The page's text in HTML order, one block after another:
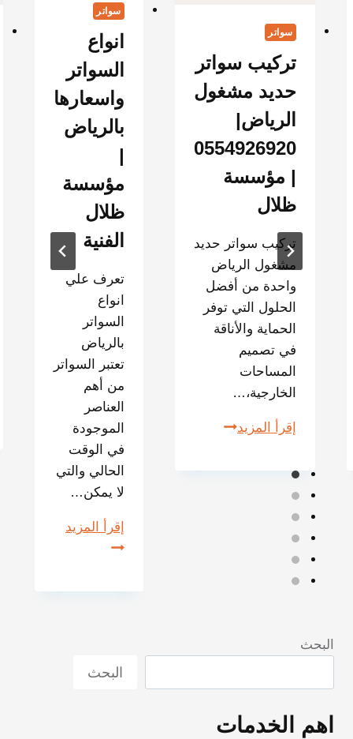
سواتر
تركيب سواتر
حديد مشغول
الرياض|
0554926920
| مؤسسة
ظلال
تركيب سواتر حديد
مشغول الرياض
واحدة من أفضل
الحلول التي توفر
الحماية والأناقة
في تصميم
المساحات
الخارجية،…
إقرأ المزيد
سواتر
انواع
السواتر
واسعارها
بالرياض
|
مؤسسة
ظلال
الفنية
تعرف علي
انواع
السواتر
بالرياض
تعتبر السواتر
من أهم
العناصر
الموجودة
في الوقت
الحالي والتي
لا يمكن…
إقرأ المزيد
البحث
البحث
اهم الخدمات